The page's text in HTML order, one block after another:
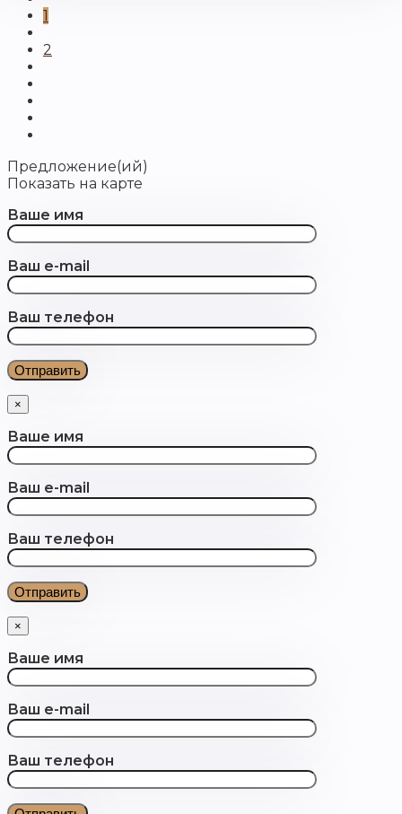
1
2
Предложение(ий)
Показать на карте
Ваше имя
Ваш e-mail
Ваш телефон
×
Ваше имя
Ваш e-mail
Ваш телефон
×
Ваше имя
Ваш e-mail
Ваш телефон